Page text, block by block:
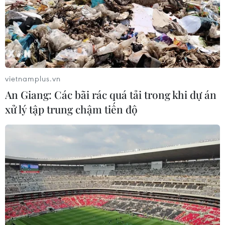
05/08/2026 05:58
Xem thêm
CƠ QUAN CHỦ QUẢN: THÔNG TẤN XÃ VIỆT NAM
Tổng Biên tập: TRẦN TIẾN DUẨN
Phó Tổng Biên tập: NGUYỄN THỊ TÁM, KHÚC THANH
THỦY
Sở hữu trí tuệ
Quy định sử dụng
RSS
Hỗ trợ
vietnamplus.vn
An Giang: Các bãi rác quá tải trong khi dự án
xử lý tập trung chậm tiến độ